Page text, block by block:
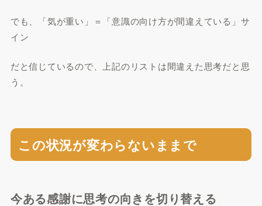
でも、「気が重い」＝「意識の向け方が間違えている」サ
イン
だと信じているので、上記のリストは間違えた思考だと思
う。
この状況が変わらないままで
今ある感謝に思考の向きを切り替える